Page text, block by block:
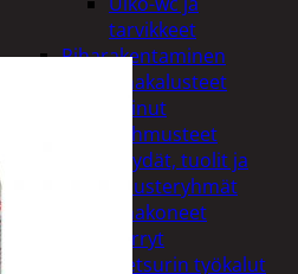
tarvikkeet
Piharakentaminen
Puutarhakalusteet
Keinut
Pehmusteet
Pöydät, tuolit ja
kalusteryhmät
Puutarhakoneet
Kärryt
Metsurin työkalut